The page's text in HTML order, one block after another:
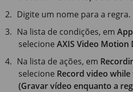
Digite um nome para a regra.
Na lista de condições, em
selecione AXIS Video Motion
Na lista de ações, em
selecione Record video
(Gravar vídeo enquanto a